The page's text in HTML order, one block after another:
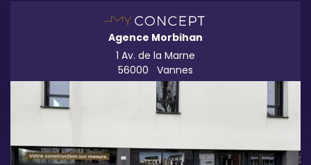
Agence Morbihan
1 Av. de la Marne
56000
Vannes